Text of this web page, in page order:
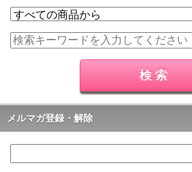
メルマガ登録・解除